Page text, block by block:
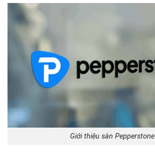
Giới thiệu sàn Pepperstone